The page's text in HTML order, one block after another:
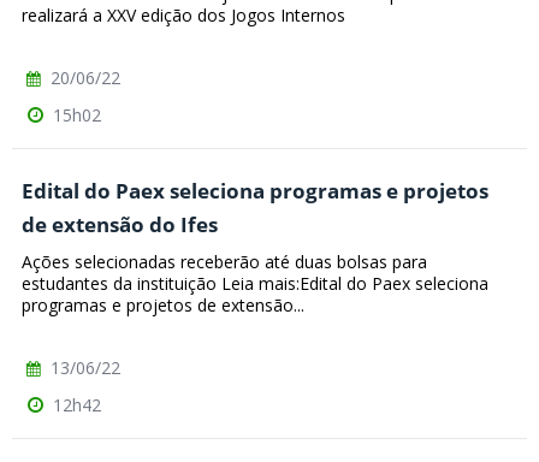
realizará a XXV edição dos Jogos Internos
20/06/22
15h02
Edital do Paex seleciona programas e projetos
de extensão do Ifes
Ações selecionadas receberão até duas bolsas para
estudantes da instituição Leia mais:Edital do Paex seleciona
programas e projetos de extensão...
13/06/22
12h42